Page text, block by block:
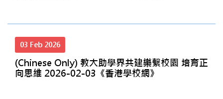
03 Feb 2026
(Chinese Only) 教大助學界共建樂繫校園 培育正
向思維 2026-02-03《香港學校網》